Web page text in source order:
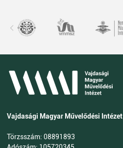
Vajdasági Magyar Művelődési Intézet
Törzsszám: 08891893